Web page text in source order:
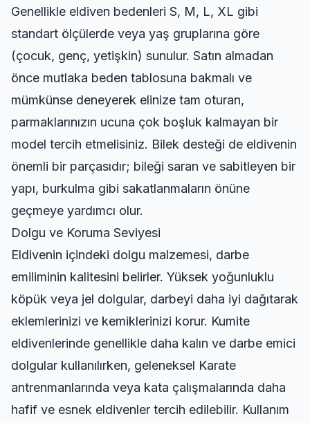
Genellikle eldiven bedenleri S, M, L, XL gibi
standart ölçülerde veya yaş gruplarına göre
(çocuk, genç, yetişkin) sunulur. Satın almadan
önce mutlaka beden tablosuna bakmalı ve
mümkünse deneyerek elinize tam oturan,
parmaklarınızın ucuna çok boşluk kalmayan bir
model tercih etmelisiniz. Bilek desteği de eldivenin
önemli bir parçasıdır; bileği saran ve sabitleyen bir
yapı, burkulma gibi sakatlanmaların önüne
geçmeye yardımcı olur.
Dolgu ve Koruma Seviyesi
Eldivenin içindeki dolgu malzemesi, darbe
emiliminin kalitesini belirler. Yüksek yoğunluklu
köpük veya jel dolgular, darbeyi daha iyi dağıtarak
eklemlerinizi ve kemiklerinizi korur. Kumite
eldivenlerinde genellikle daha kalın ve darbe emici
dolgular kullanılırken, geleneksel Karate
antrenmanlarında veya kata çalışmalarında daha
hafif ve esnek eldivenler tercih edilebilir. Kullanım